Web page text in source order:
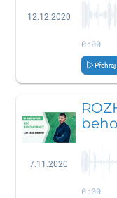
12.12.2020
0:00
Přehraj
7.11.2020
0:00